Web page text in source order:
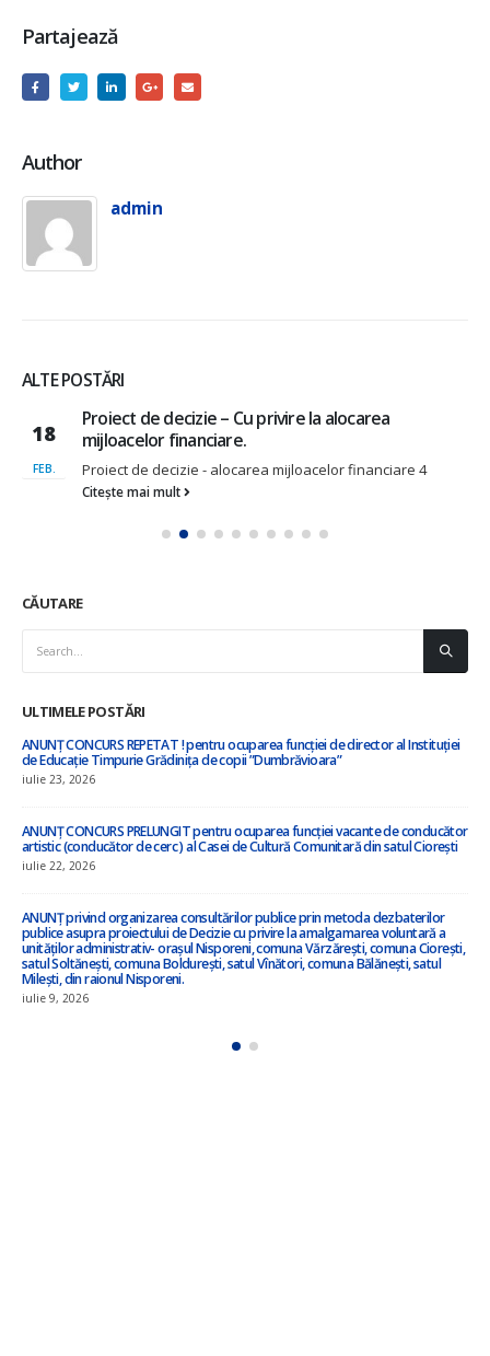
Partajează
Author
admin
ALTE POSTĂRI
12
MART.
,,Cu privire la aprobarea graficului concediului de
odihnă anual pentru anul 2025 al primarului
comunei și a secretarului Consiliului comunal,,
Proiect Decizie nr.2- 25 Cu privire la aprobarea graficului
Citește mai mult
CĂUTARE
ULTIMELE POSTĂRI
”Cu privire la amalgamarea voluntară a orașului Nisporeni, comuna Vărzărești,
iulie 8, 2026
iulie 3, 2026
ANUNȚ – în atenția locuitorilor satului Ciorești ! !!!
iunie 23, 2026